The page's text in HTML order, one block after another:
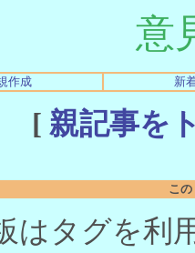
意
作成 新
[ 親記事を
こ
はタグを利